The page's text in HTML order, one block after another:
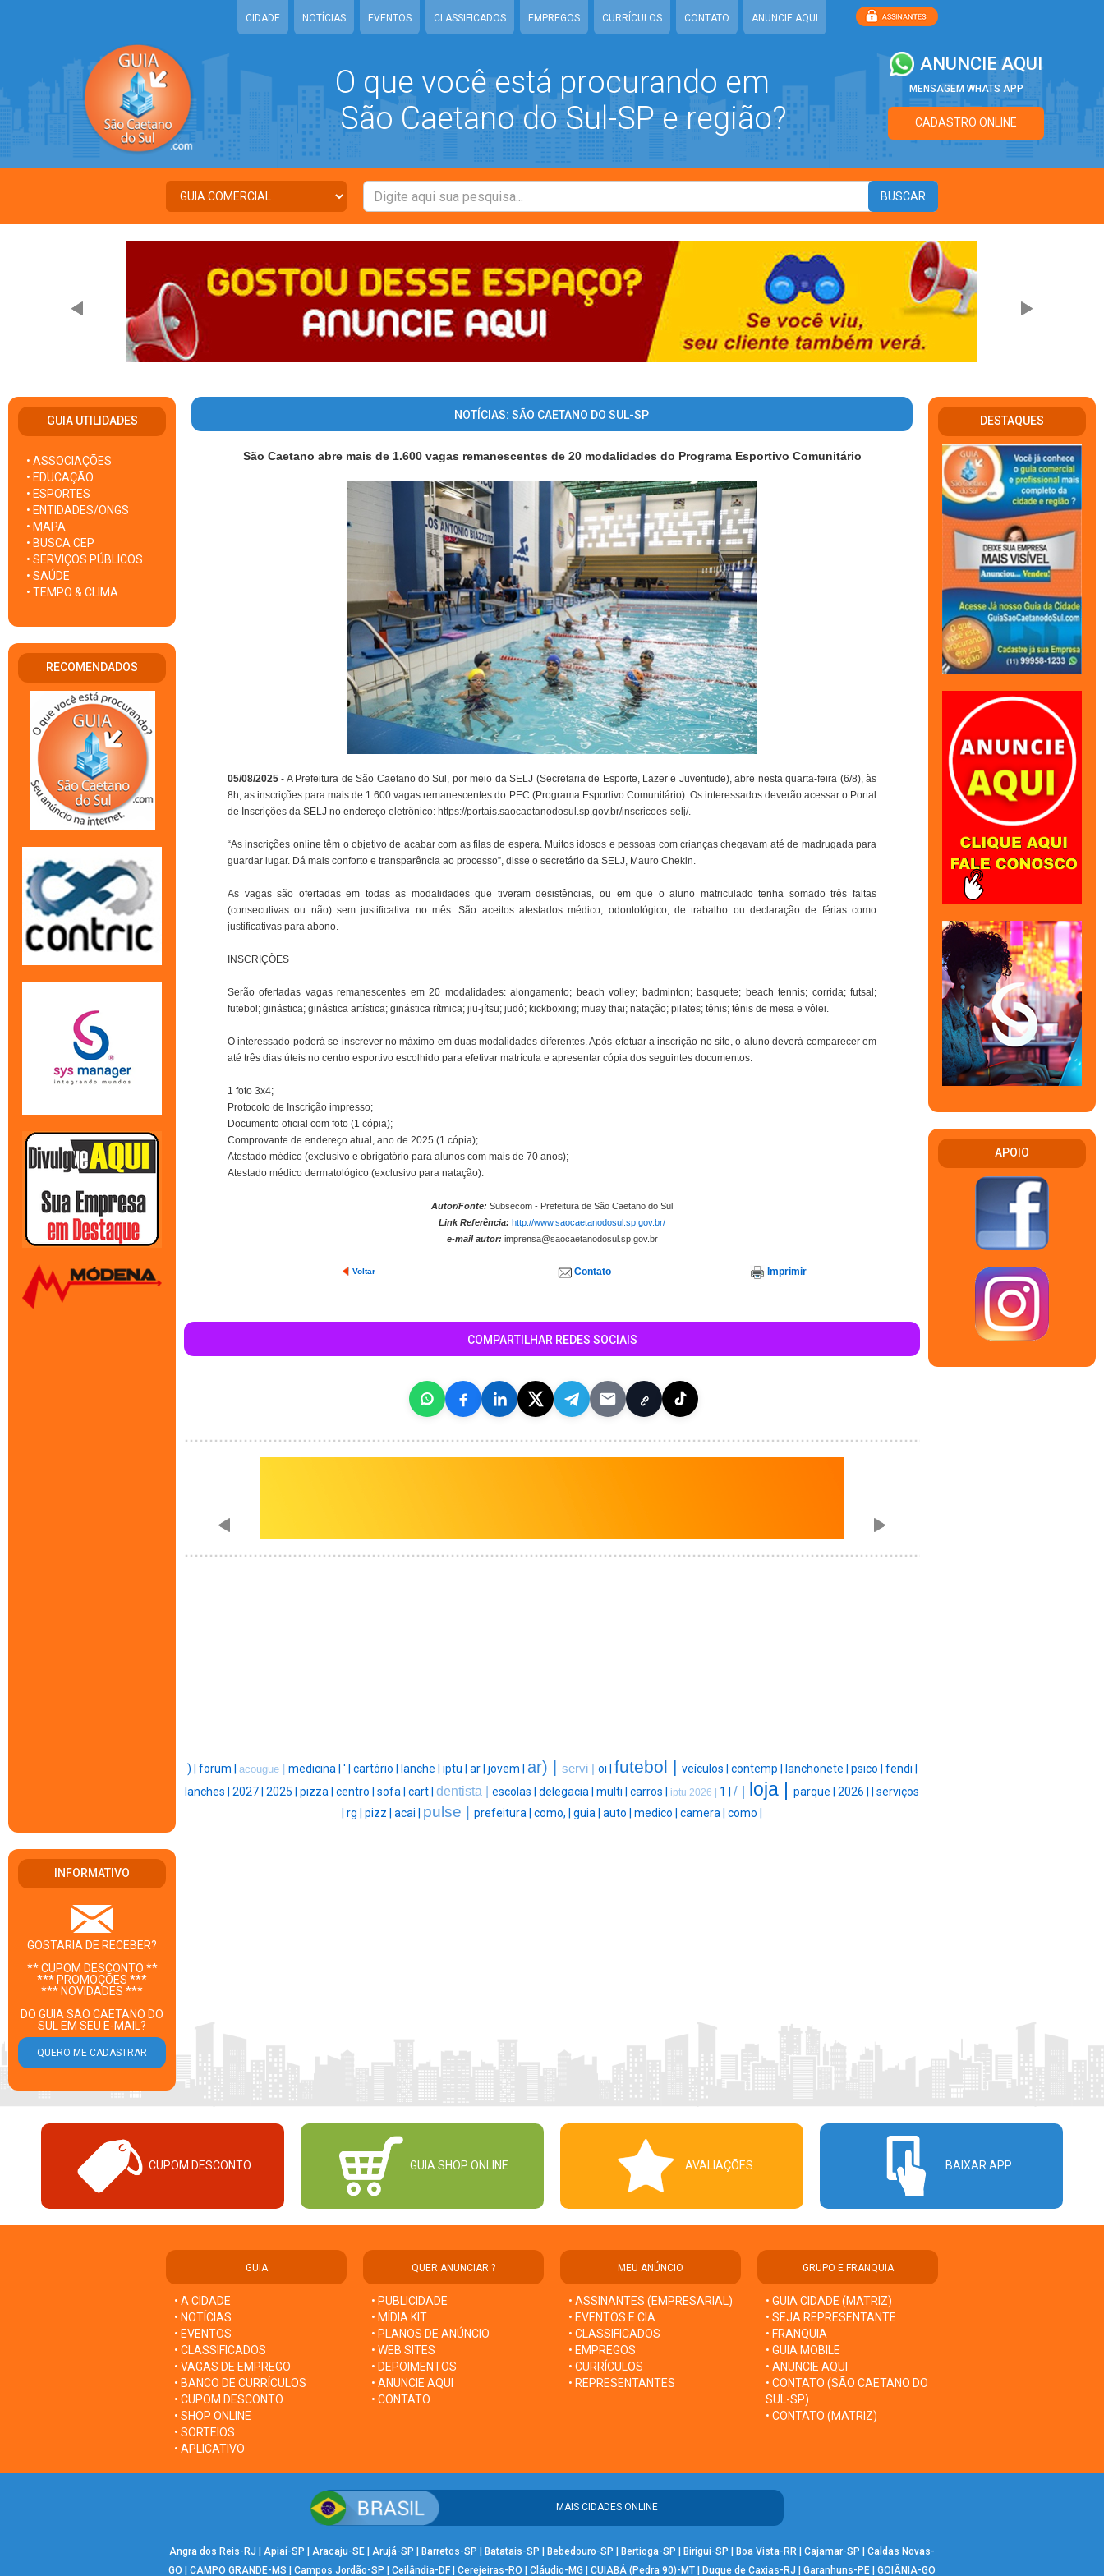
CIDADE NOTÍCIAS EVENTOS CLASSIFICADOS EMPREGOS CURRÍCULOS CONTATO ANUNCIE AQUI
O que você está procurando em
São Caetano do Sul-SP e região?
ANUNCIE AQUI
MENSAGEM WHATS APP
CADASTRO ONLINE
GUIA UTILIDADES
• ASSOCIAÇÕES
• EDUCAÇÃO
• ESPORTES
• ENTIDADES/ONGS
• MAPA
• BUSCA CEP
• SERVIÇOS PÚBLICOS
• SAÚDE
• TEMPO & CLIMA
RECOMENDADOS
INFORMATIVO
GOSTARIA DE RECEBER?
** CUPOM DESCONTO **
*** PROMOÇÕES ***
*** NOVIDADES ***
DO GUIA SÃO CAETANO DO
SUL EM SEU E-MAIL?
NOTÍCIAS: SÃO CAETANO DO SUL-SP
São Caetano abre mais de 1.600 vagas remanescentes de 20 modalidades do Programa Esportivo Comunitário
05/08/2025- A Prefeitura de São Caetano do Sul, por meio da SELJ (Secretaria de Esporte, Lazer e Juventude), abre nesta quarta-feira (6/8), às
8h, as inscrições para mais de 1.600 vagas remanescentes do PEC (Programa Esportivo Comunitário). Os interessados deverão acessar o Portal
de Inscrições da SELJ no endereço eletrônico: https://portais.saocaetanodosul.sp.gov.br/inscricoes-selj/.
“As inscrições online têm o objetivo de acabar com as filas de espera. Muitos idosos e pessoas com crianças chegavam até de madrugada para
guardar lugar. Dá mais conforto e transparência ao processo”, disse o secretário da SELJ, Mauro Chekin.
As vagas são ofertadas em todas as modalidades que tiveram desistências, ou em que o aluno matriculado tenha somado três faltas
(consecutivas ou não) sem justificativa no mês. São aceitos atestados médico, odontológico, de trabalho ou declaração de férias como
justificativas para abono.
INSCRIÇÕES
Serão ofertadas vagas remanescentes em 20 modalidades: alongamento; beach volley; badminton; basquete; beach tennis; corrida; futsal;
futebol; ginástica; ginástica artística; ginástica rítmica; jiu-jítsu; judô; kickboxing; muay thai; natação; pilates; tênis; tênis de mesa e vôlei.
O interessado poderá se inscrever no máximo em duas modalidades diferentes. Após efetuar a inscrição no site, o aluno deverá comparecer em
até três dias úteis no centro esportivo escolhido para efetivar matrícula e apresentar cópia dos seguintes documentos:
1 foto 3x4;
Protocolo de Inscrição impresso;
Documento oficial com foto (1 cópia);
Comprovante de endereço atual, ano de 2025 (1 cópia);
Atestado médico (exclusivo e obrigatório para alunos com mais de 70 anos);
Atestado médico dermatológico (exclusivo para natação).
Autor/Fonte: Subsecom - Prefeitura de São Caetano do Sul
Link Referência: http://www.saocaetanodosul.sp.gov.br/
e-mail autor: imprensa@saocaetanodosul.sp.gov.br
Voltar Contato Imprimir
COMPARTILHAR REDES SOCIAIS
) | forum | acougue | medicina | ' | cartório | lanche | iptu | ar | jovem | ar) | servi | oi | futebol | veículos | contemp | lanchonete | psico | fendi |
lanches | 2027 | 2025 | pizza | centro | sofa | cart | dentista | escolas | delegacia | multi | carros | iptu 2026 | 1 | / | loja | parque | 2026 |
serviços
rg | pizz | acai | pulse | prefeitura | como, | guia | auto | medico | camera | como |
DESTAQUES
APOIO
CUPOM DESCONTO GUIA SHOP ONLINE AVALIAÇÕES BAIXAR APP
GUIA
• A CIDADE
• NOTÍCIAS
• EVENTOS
• CLASSIFICADOS
• VAGAS DE EMPREGO
• BANCO DE CURRÍCULOS
• CUPOM DESCONTO
• SHOP ONLINE
• SORTEIOS
• APLICATIVO
QUER ANUNCIAR ?
• PUBLICIDADE
• MÍDIA KIT
• PLANOS DE ANÚNCIO
• WEB SITES
• DEPOIMENTOS
• ANUNCIE AQUI
• CONTATO
MEU ANÚNCIO
• ASSINANTES (EMPRESARIAL)
• EVENTOS E CIA
• CLASSIFICADOS
• EMPREGOS
• CURRÍCULOS
• REPRESENTANTES
GRUPO E FRANQUIA
• GUIA CIDADE (MATRIZ)
• SEJA REPRESENTANTE
• FRANQUIA
• GUIA MOBILE
• ANUNCIE AQUI
• CONTATO (SÃO CAETANO DO
SUL-SP)
• CONTATO (MATRIZ)
MAIS CIDADES ONLINE
Angra dos Reis-RJ | Apiaí-SP | Aracaju-SE | Arujá-SP | Barretos-SP | Batatais-SP | Bebedouro-SP | Bertioga-SP | Birigui-SP | Boa Vista-RR | Cajamar-SP | Caldas Novas-
GO | CAMPO GRANDE-MS | Campos Jordão-SP | Ceilândia-DF | Cerejeiras-RO | Cláudio-MG | CUIABÁ (Pedra 90)-MT | Duque de Caxias-RJ | Garanhuns-PE | GOIÂNIA-GO